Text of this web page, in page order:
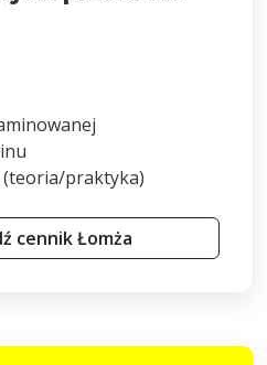
praktyka)
cennik Łomża